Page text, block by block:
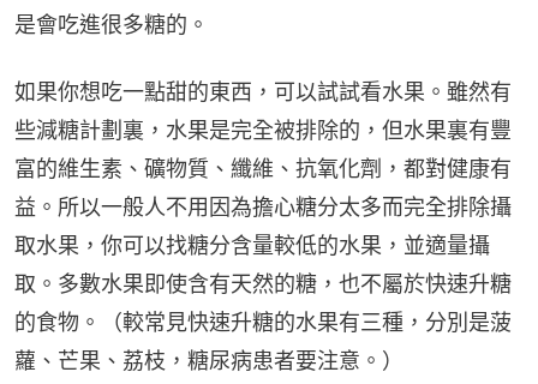
是會吃進很多糖的。
如果你想吃一點甜的東西，可以試試看水果。雖然有
些減糖計劃裏，水果是完全被排除的，但水果裏有豐
富的維生素、礦物質、纖維、抗氧化劑，都對健康有
益。所以一般人不用因為擔心糖分太多而完全排除攝
取水果，你可以找糖分含量較低的水果，並適量攝
取。多數水果即使含有天然的糖，也不屬於快速升糖
的食物。（較常見快速升糖的水果有三種，分別是菠
蘿、芒果、荔枝，糖尿病患者要注意。）